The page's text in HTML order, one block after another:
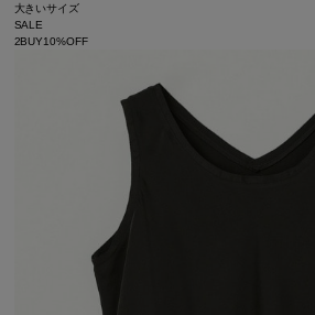
大きいサイズ
SALE
2BUY10%OFF